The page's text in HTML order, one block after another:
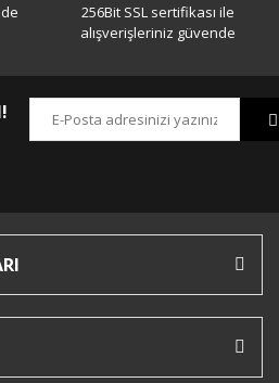
256Bit SSL sertifikası ile
alışverişleriniz güvende